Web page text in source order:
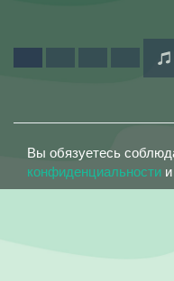
Вы обязуетесь
конфиденциальности и